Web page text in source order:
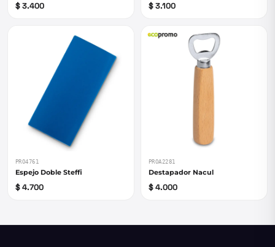
$ 3.400 $ 3.100
PRO4761
Espejo Doble Steffi
$ 4.700
PROA2281
Destapador Nacul
$ 4.000